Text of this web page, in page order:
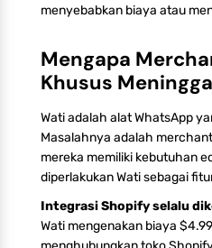
menyebabkan biaya atau
Mengapa
Khusus
Wati adalah alat WhatsApp
Masalahnya adalah
mereka memiliki kebutuhan
diperlakukan Wati sebagai
Integrasi Shopify selalu
Wati mengenakan biaya